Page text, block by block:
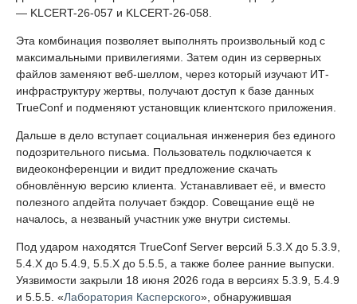
— KLCERT-26-057 и KLCERT-26-058.
Эта комбинация позволяет выполнять произвольный код с
максимальными привилегиями. Затем один из серверных
файлов заменяют веб-шеллом, через который изучают ИТ-
инфраструктуру жертвы, получают доступ к базе данных
TrueConf и подменяют установщик клиентского приложения.
Дальше в дело вступает социальная инженерия без единого
подозрительного письма. Пользователь подключается к
видеоконференции и видит предложение скачать
обновлённую версию клиента. Устанавливает её, и вместо
полезного апдейта получает бэкдор. Совещание ещё не
началось, а незваный участник уже внутри системы.
Под ударом находятся TrueConf Server версий 5.3.X до 5.3.9,
5.4.X до 5.4.9, 5.5.X до 5.5.5, а также более ранние выпуски.
Уязвимости закрыли 18 июня 2026 года в версиях 5.3.9, 5.4.9
и 5.5.5. «Лаборатория Касперского», обнаружившая